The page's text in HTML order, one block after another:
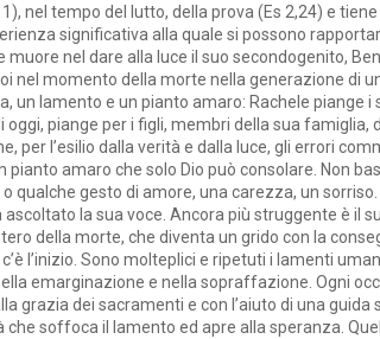
nel tempo del lutto, della prova (Es 2,24) e
significativa alla quale si possono
muore nel dare alla luce il suo secondogenito,
nel momento della morte nella generazione di
un lamento e un pianto amaro: Rachele piange
oggi, piange per i figli, membri della sua
per l’esilio dalla verità e dalla luce, gli errori
amaro che solo Dio può consolare. Non
qualche gesto di amore, una carezza, un
la sua voce. Ancora più struggente è il
della morte, che diventa un grido con la
l’inizio. Sono molteplici e ripetuti i lamenti
emarginazione e nella sopraffazione. Ogni
grazia dei sacramenti e con l’aiuto di una
soffoca il lamento ed apre alla speranza.